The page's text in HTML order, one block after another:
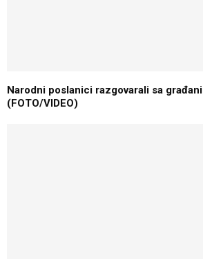
Narodni poslanici razgovarali sa
(FOTO/VIDEO)